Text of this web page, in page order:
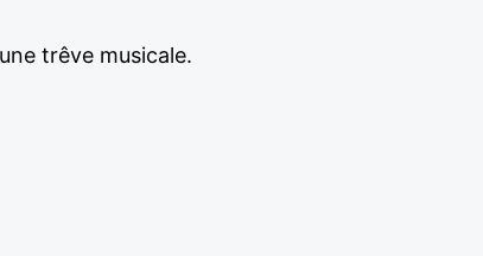
trêve musicale.